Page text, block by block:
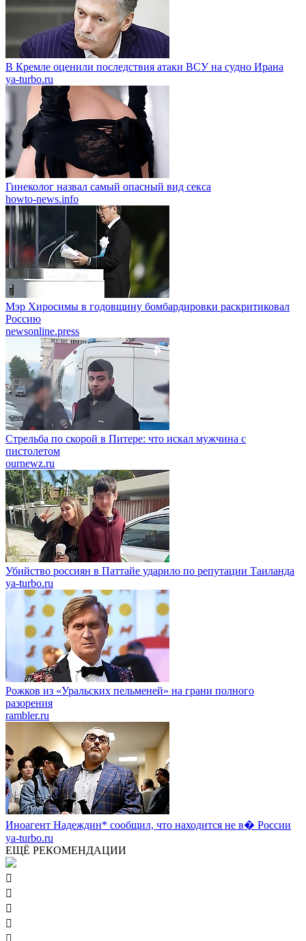
В Кремле оценили последствия атаки ВСУ на судно Ирана
ya-turbo.ru
Гинеколог назвал самый опасный вид секса
howto-news.info
Мэр Хиросимы в годовщину бомбардировки раскритиковал
Россию
newsonline.press
Стрельба по скорой в Питере: что искал мужчина с
пистолетом
ournewz.ru
Убийство россиян в Паттайе ударило по репутации Таиланда
ya-turbo.ru
Рожков из «Уральских пельменей» на грани полного
разорения
rambler.ru
Иноагент Надеждин* сообщил, что находится не в� России
ya-turbo.ru
ЕЩЁ РЕКОМЕНДАЦИИ




